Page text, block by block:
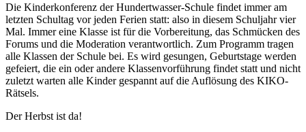
Die Kinderkonferenz der Hundertwasser-Schule findet immer am
letzten Schultag vor jeden Ferien statt: also in diesem Schuljahr vier
Mal. Immer eine Klasse ist für die Vorbereitung, das Schmücken des
Forums und die Moderation verantwortlich. Zum Programm tragen
alle Klassen der Schule bei. Es wird gesungen, Geburtstage werden
gefeiert, die ein oder andere Klassenvorführung findet statt und nicht
zuletzt warten alle Kinder gespannt auf die Auflösung des KIKO-
Rätsels.
Der Herbst ist da!